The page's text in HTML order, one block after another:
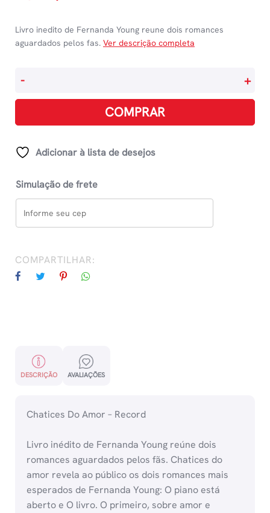
Livro inedito de Fernanda Young reune dois romances
aguardados pelos fas. Ver descrição completa
Amor
quantidade
- +
COMPRAR
Adicionar à lista de desejos
Simulação de frete
COMPARTILHAR:
DESCRIÇÃO AVALIAÇÕES
Chatices Do Amor – Record
Livro inédito de Fernanda Young reúne dois
romances aguardados pelos fãs. Chatices do
amor revela ao público os dois romances mais
esperados de Fernanda Young: O piano está
aberto e O livro. O primeiro, sobre amor e